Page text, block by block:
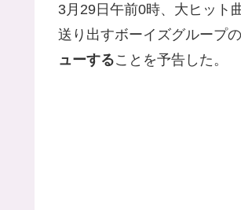
3月29日午前0時、大ヒット
送り出すボーイズグループ
ューすることを予告した。